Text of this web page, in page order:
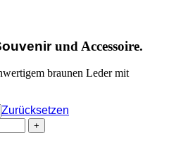
und Accessoire.
braunen Leder mit
Zurücksetzen